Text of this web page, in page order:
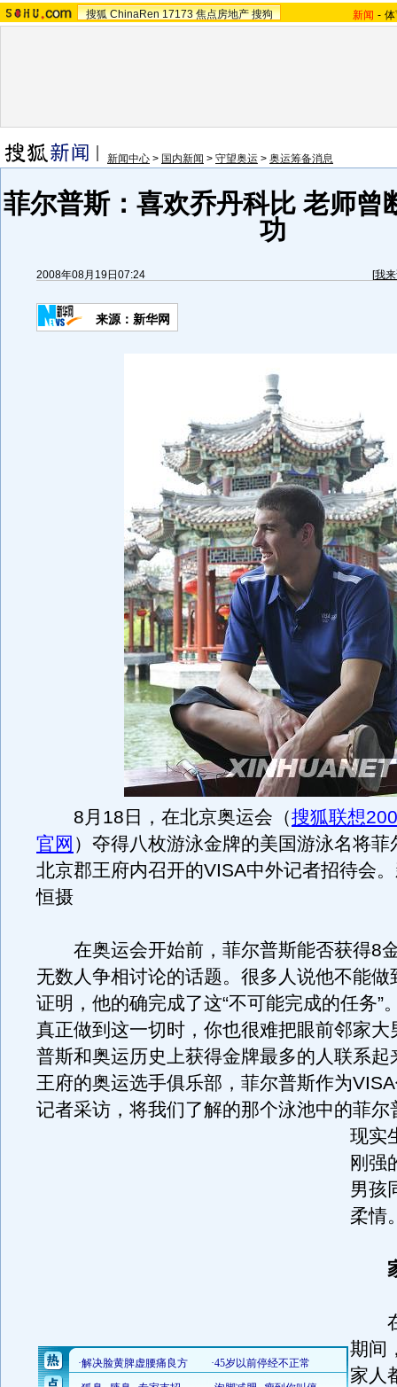
搜狐 ChinaRen 17173 焦点房地产 搜狗 新闻 -
新闻中心 > 国内新闻 > 守望奥运 > 奥运筹备消息
菲尔普斯：喜欢乔丹科比 老师曾
功
2008年08月19日07:24 [我
来源：新华网
8月18日，在北京奥运会（搜狐联想
官网 ）夺得八枚游泳金牌的美国游泳名将菲
北京郡王府内召开的VISA中外记者招待会
恒摄
在奥运会开始前，菲尔普斯能否获得8
无数人争相讨论的话题。很多人说他不能做
证明，他的确完成了这“不可能完成的任务”
真正做到这一切时，你也很难把眼前邻家大
普斯和奥运历史上获得金牌最多的人联系起
王府的奥运选手俱乐部，菲尔普斯作为
记者采访，将我们了解的那个泳池中的菲尔
现实
刚强
男孩
柔情
在
期间
家人